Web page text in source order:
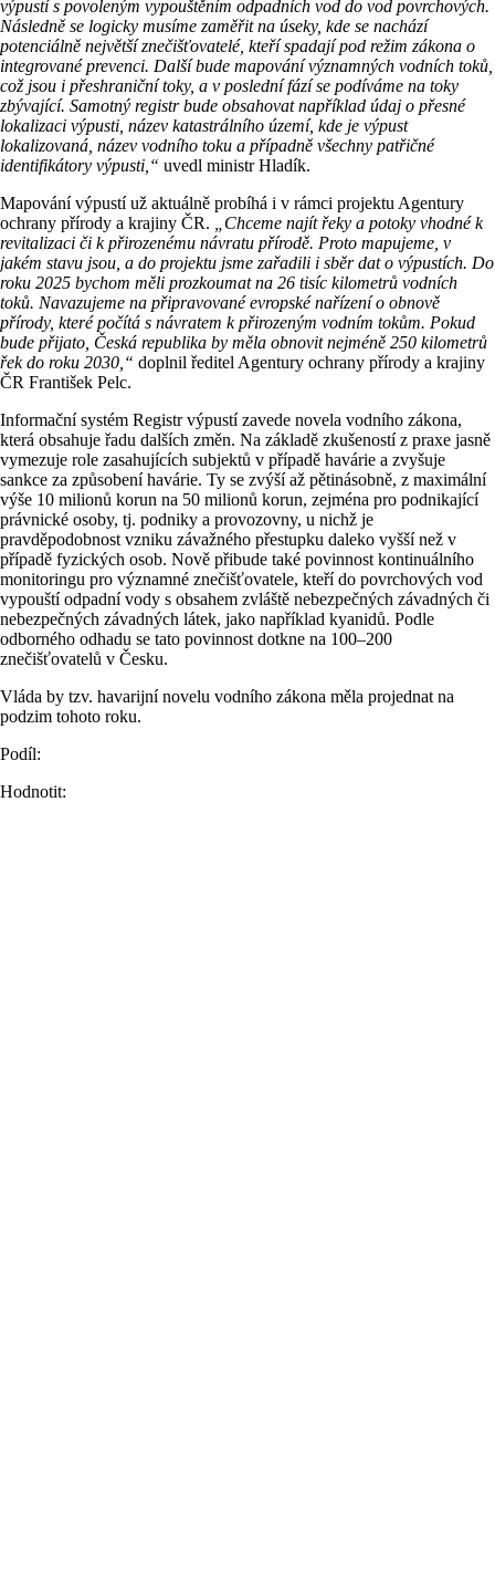
výpustí s povoleným vypouštěním odpadních vod do vod povrchových.
Následně se logicky musíme zaměřit na úseky, kde se nachází
potenciálně největší znečišťovatelé, kteří spadají pod režim zákona o
integrované prevenci. Další bude mapování významných vodních toků,
což jsou i přeshraniční toky, a v poslední fází se podíváme na toky
zbývající. Samotný registr bude obsahovat například údaj o přesné
lokalizaci výpusti, název katastrálního území, kde je výpust
lokalizovaná, název vodního toku a případně všechny patřičné
identifikátory výpusti,“ uvedl ministr Hladík.
Mapování výpustí už aktuálně probíhá i v rámci projektu Agentury
ochrany přírody a krajiny ČR.
„Chceme najít řeky a potoky vhodné k
revitalizaci či k přirozenému návratu přírodě. Proto mapujeme, v
jakém stavu jsou, a do projektu jsme zařadili i sběr dat o výpustích. Do
roku 2025 bychom měli prozkoumat na 26 tisíc kilometrů vodních
toků. Navazujeme na připravované evropské nařízení o obnově
přírody, které počítá s návratem k přirozeným vodním tokům. Pokud
bude přijato, Česká republika by měla obnovit nejméně 250 kilometrů
řek do roku 2030,“ doplnil ředitel Agentury ochrany přírody a krajiny
ČR František Pelc.
Informační systém Registr výpustí zavede novela vodního zákona,
která obsahuje řadu dalších změn. Na základě zkušeností z praxe jasně
vymezuje role zasahujících subjektů v případě havárie a zvyšuje
sankce za způsobení havárie. Ty se zvýší až pětinásobně, z maximální
výše 10 milionů korun na 50 milionů korun, zejména pro podnikající
právnické osoby, tj. podniky a provozovny, u nichž je
pravděpodobnost vzniku závažného přestupku daleko vyšší než v
případě fyzických osob. Nově přibude také povinnost kontinuálního
monitoringu pro významné znečišťovatele, kteří do povrchových vod
vypouští odpadní vody s obsahem zvláště nebezpečných závadných či
nebezpečných závadných látek, jako například kyanidů. Podle
odborného odhadu se tato povinnost dotkne na 100–200
znečišťovatelů v Česku.
Vláda by tzv. havarijní novelu vodního zákona měla projednat na
podzim tohoto roku.
Podíl:
Hodnotit: